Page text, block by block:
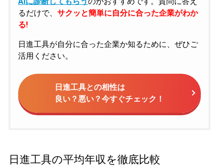
るだけで、 サクッと簡単に自分に合った企業がわか
る!
日進工具が自分に合った企業か知るために、ぜひご
活用ください。
日進工具との相性は
良い？悪い？今すぐチェック！
日進工具の平均年収を徹底比較